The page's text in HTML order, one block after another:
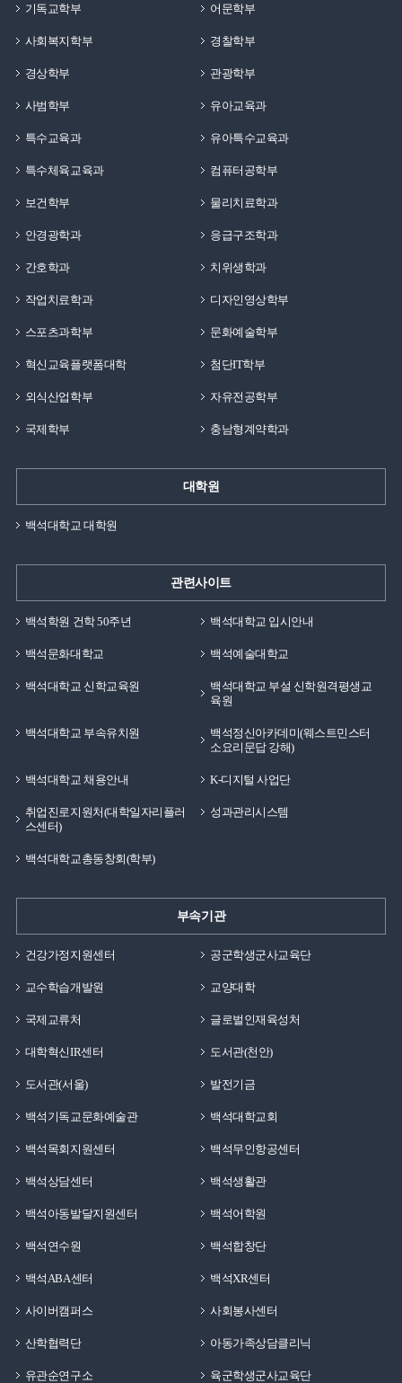
기독교학부 어문학부
사회복지학부 경찰학부
경상학부 관광학부
사범학부 유아교육과
특수교육과 유아특수교육과
특수체육교육과 컴퓨터공학부
보건학부 물리치료학과
안경광학과 응급구조학과
간호학과 치위생학과
작업치료학과 디자인영상학부
스포츠과학부 문화예술학부
혁신교육플랫폼대학 첨단IT학부
외식산업학부 자유전공학부
국제학부 충남형계약학과
대학원
백석대학교 대학원
관련사이트
백석학원 건학 50주년 백석대학교 입시안내
백석문화대학교 백석예술대학교
백석대학교 신학교육원
백석대학교 부설 신학원격평생교
육원
백석대학교 부속유치원
백석정신아카데미(웨스트민스터
소요리문답 강해)
백석대학교 채용안내 K-디지털 사업단
취업진로지원처(대학일자리플러
스센터)
성과관리시스템
백석대학교총동창회(학부)
부속기관
건강가정지원센터 공군학생군사교육단
교수학습개발원 교양대학
국제교류처 글로벌인재육성처
대학혁신IR센터 도서관(천안)
도서관(서울) 발전기금
백석기독교문화예술관 백석대학교회
백석목회지원센터 백석무인항공센터
백석상담센터 백석생활관
백석아동발달지원센터 백석어학원
백석연수원 백석합창단
백석ABA센터 백석XR센터
사이버캠퍼스 사회봉사센터
산학협력단 아동가족상담클리닉
유관순연구소 육군학생군사교육단